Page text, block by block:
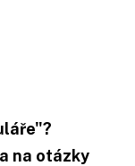
na otázky